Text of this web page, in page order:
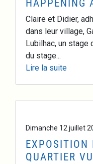
HAPPENING
Claire et Didier,
dans leur village,
Lubilhac, un stage
du stage...
Lire la suite
Dimanche 12 juillet
EXPOSITION
QUARTIER